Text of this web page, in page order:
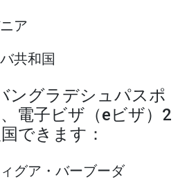
ア
共和国
ングラデシュパスポ
電子ビザ（eビザ）2
できます：
グア・バーブーダ